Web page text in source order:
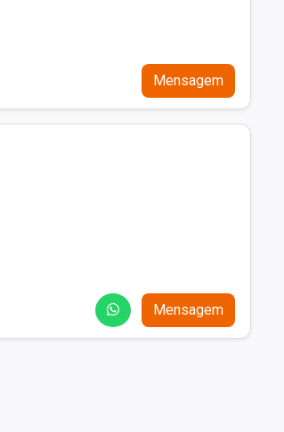
Mensagem
Mensagem